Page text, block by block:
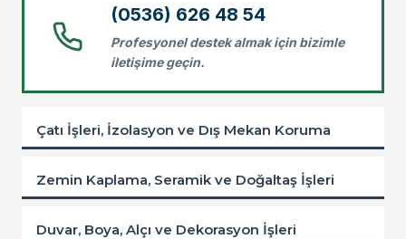
(0536) 626 48 54
Profesyonel destek almak için bizimle
iletişime geçin.
Çatı İşleri, İzolasyon ve Dış Mekan Koruma
Zemin Kaplama, Seramik ve Doğaltaş İşleri
Duvar, Boya, Alçı ve Dekorasyon İşleri